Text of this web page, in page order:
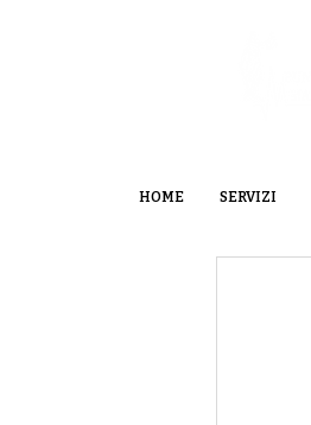
HOME SERVIZI